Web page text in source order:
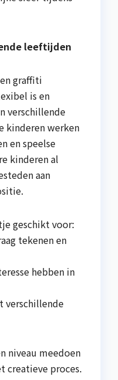
leeftijden
graffiti
is en
verschillende
kinderen werken
en speelse
kinderen al
aan
geschikt voor:
tekenen en
hebben in
verschillende
niveau meedoen
creatieve proces.